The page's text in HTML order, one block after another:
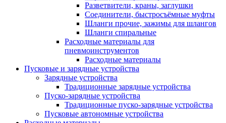
Разветвители, краны, заглушки
Соединители, быстросъёмные муфты
Шланги прочие, зажимы для шлангов
Шланги спиральные
Расходные материалы для
пневмоинструментов
Расходные материалы
Пусковые и зарядные устройства
Зарядные устройства
Традиционные зарядные устройства
Пуско-зарядные устройства
Традиционные пуско-зарядные устройства
Пусковые автономные устройства